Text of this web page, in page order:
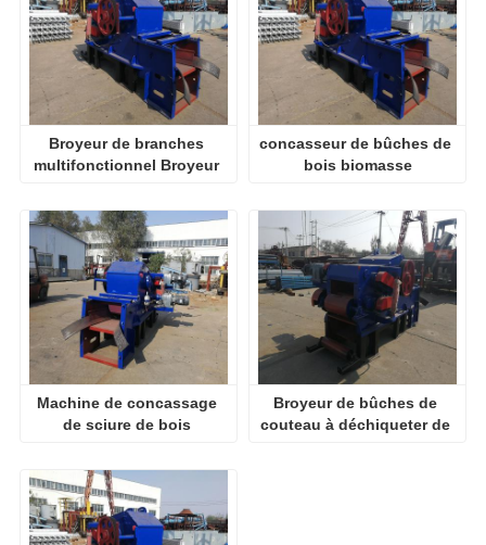
Broyeur de branches
multifonctionnel Broyeur
concasseur de bûches de
bois biomasse
Machine de concassage
de sciure de bois
Broyeur de bûches de
couteau à déchiqueter de